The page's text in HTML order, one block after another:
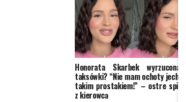
Honorata Skarbek wyrzucona z
taksówki? “Nie mam ochoty jechać z
takim prostakiem!” – ostre spięcie
z kierowcą